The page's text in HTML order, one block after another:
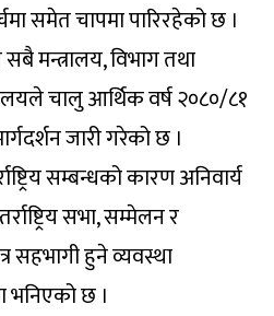
समेत चापमा पारिरहेको छ ।
मन्त्रालय, विभाग तथा
चालु आर्थिक वर्ष २०८०/८१
जारी गरेको छ ।
सम्बन्धको कारण अनिवार्य
सभा, सम्मेलन र
सहभागी हुने व्यवस्था
भनिएको छ ।